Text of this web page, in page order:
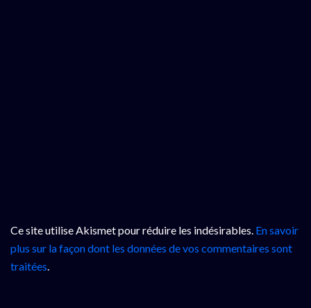
Ce site utilise Akismet pour réduire les indésirables. En savoir
plus sur la façon dont les données de vos commentaires sont
traitées.